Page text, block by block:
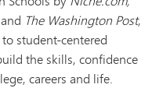
and The Washington Post,
student-centered
the skills, confidence
careers and life.